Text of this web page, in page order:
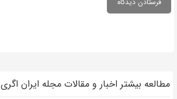
مطالعه بیشتر اخبار و مقالات مجله ایران اگری